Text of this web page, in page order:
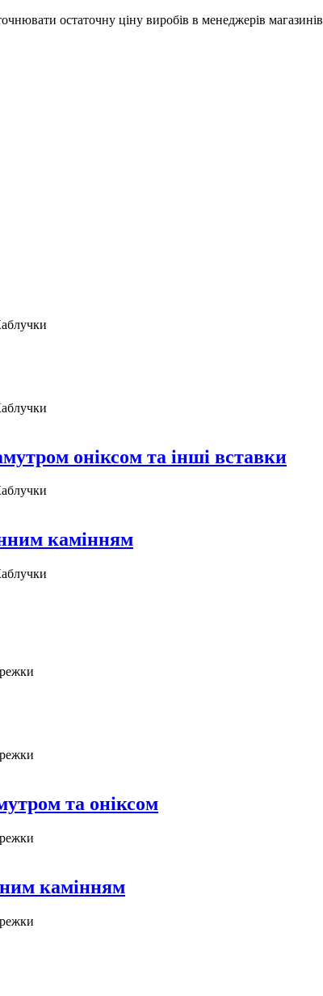
остаточну ціну виробів в менеджерів магазинів
оніксом та інші вставки
камінням
та оніксом
камінням